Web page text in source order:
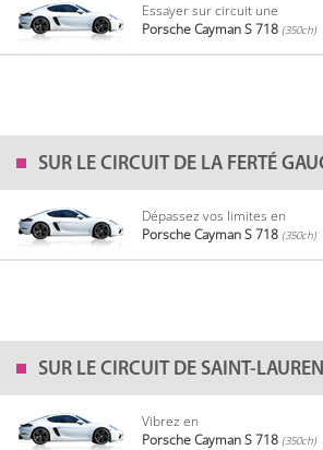
Essayer sur circuit une
Porsche Cayman S 718 (350ch)
SUR LE CIRCUIT DE LA FERTÉ
Dépassez vos limites en
Porsche Cayman S 718 (350ch)
SUR LE CIRCUIT DE SAINT-
Vibrez en
Porsche Cayman S 718 (350ch)